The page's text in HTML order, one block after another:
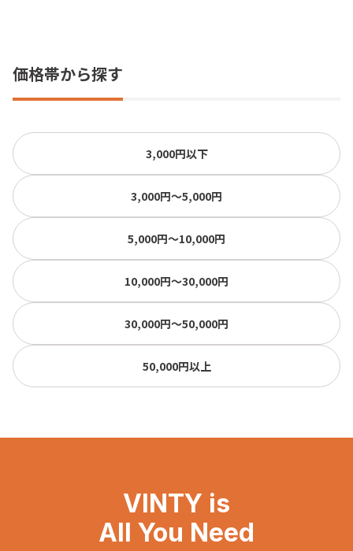
価格帯から探す
3,000円以下
3,000円〜5,000円
5,000円〜10,000円
10,000円〜30,000円
30,000円〜50,000円
50,000円以上
VINTY is
All You Need